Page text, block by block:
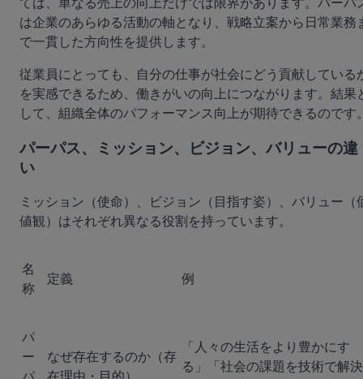
は企業のあらゆる活動の軸となり、戦略立案から日常業務
で一貫した方向性を提供します。
従業員にとっても、自分の仕事が社会にどう貢献している
を実感できるため、働きがいの向上につながります。結果
して、組織全体のパフォーマンス向上が期待できるのです
パーパス、ミッション、ビジョン、バリューの違
い
ミッション（使命）、ビジョン（目指す姿）、バリュー（
値観）はそれぞれ異なる役割を持っています。
名
称
定義 例
パ
ー
なぜ存在するのか（存
「人々の生活をより豊かにす
る」「社会の課題を技術で解決